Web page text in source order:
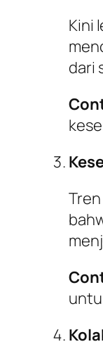
Kini
dari